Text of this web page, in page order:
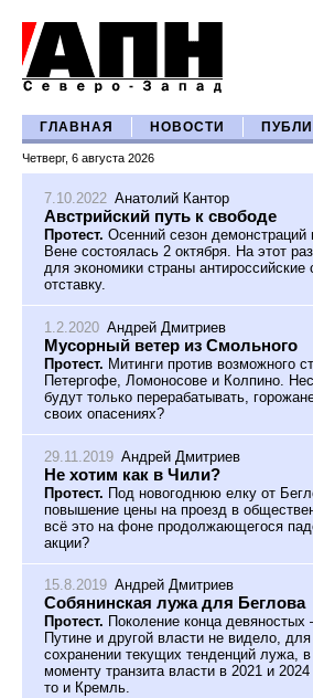
ГЛАВНАЯ НОВОСТИ
Четверг, 6 августа 2026
7.10.2022 Анатолий Кантор
Австрийский путь к свободе
Протест. Осенний сезон
Вене состоялась 2 октября. На этот
для экономики страны
отставку.
1.2.2020 Андрей Дмитриев
Мусорный ветер из Смольного
Протест. Митинги против возможного
Петергофе, Ломоносове и Колпино.
будут только перерабатывать,
своих опасениях?
29.11.2019 Андрей Дмитриев
Не хотим как в Чили?
Протест. Под новогоднюю елку от
повышение цены на проезд в
всё это на фоне продолжающегося
акции?
15.8.2019 Андрей Дмитриев
Собянинская лужа для Беглова
Протест. Поколение конца
Путине и другой власти не видело,
сохранении текущих тенденций лужа,
моменту транзита власти в 2021 и
то и Кремль.